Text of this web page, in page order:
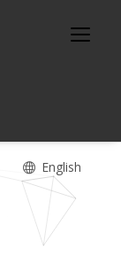
English